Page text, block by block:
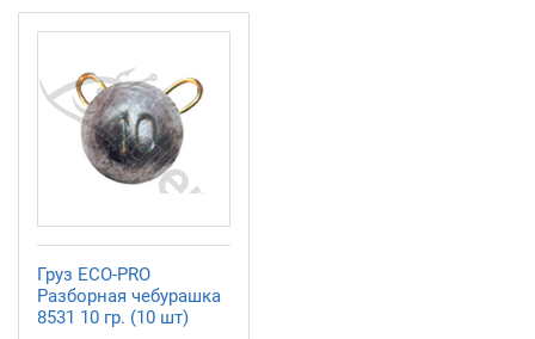
Груз ECO-PRO
Разборная чебурашка
8531 10 гр. (10 шт)